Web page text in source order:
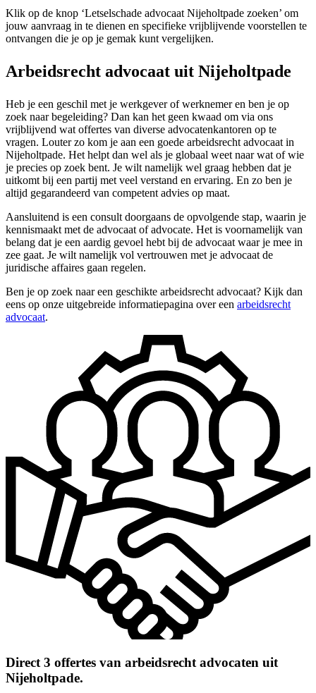
Klik op de knop ‘Letselschade advocaat Nijeholtpade zoeken’ om
jouw aanvraag in te dienen en specifieke vrijblijvende voorstellen te
ontvangen die je op je gemak kunt vergelijken.
Arbeidsrecht advocaat uit Nijeholtpade
Heb je een geschil met je werkgever of werknemer en ben je op
zoek naar begeleiding? Dan kan het geen kwaad om via ons
vrijblijvend wat offertes van diverse advocatenkantoren op te
vragen. Louter zo kom je aan een goede arbeidsrecht advocaat in
Nijeholtpade. Het helpt dan wel als je globaal weet naar wat of wie
je precies op zoek bent. Je wilt namelijk wel graag hebben dat je
uitkomt bij een partij met veel verstand en ervaring. En zo ben je
altijd gegarandeerd van competent advies op maat.
Aansluitend is een consult doorgaans de opvolgende stap, waarin je
kennismaakt met de advocaat of advocate. Het is voornamelijk van
belang dat je een aardig gevoel hebt bij de advocaat waar je mee in
zee gaat. Je wilt namelijk vol vertrouwen met je advocaat de
juridische affaires gaan regelen.
Ben je op zoek naar een geschikte arbeidsrecht advocaat? Kijk dan
eens op onze uitgebreide informatiepagina over een arbeidsrecht
advocaat.
Direct 3 offertes van arbeidsrecht advocaten uit
Nijeholtpade.